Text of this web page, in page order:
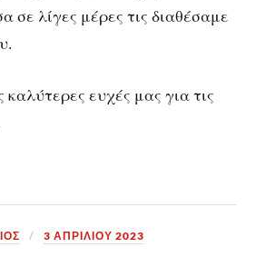
λίγες μέρες τις διαθέσαμε
ευχές μας για τις
3 ΑΠΡΙΛΊΟΥ 2023